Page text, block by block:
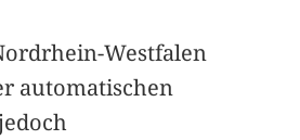
Westfalen
automatischen